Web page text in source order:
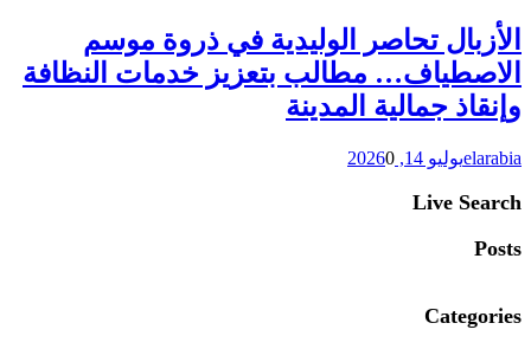
الأزبال تحاصر الوليدية في ذروة موسم
الاصطياف… مطالب بتعزيز خدمات النظافة
وإنقاذ جمالية المدينة
elarabiaيوليو 14, 2026 0
Live Search
Posts
Categories